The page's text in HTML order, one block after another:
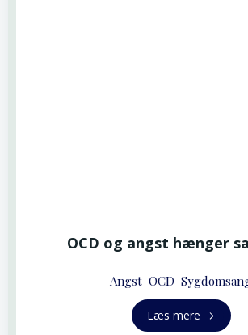
OCD og angst hænger
Angst OCD
Læs mere